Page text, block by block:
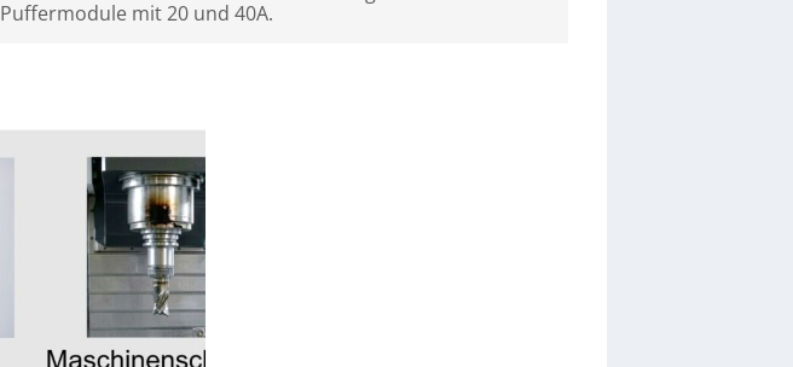
Puffermodule mit 20 und 40A.